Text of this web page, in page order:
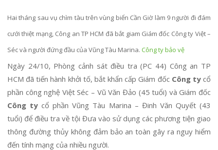
Hai tháng sau vụ chìm tàu trên vùng biển Cần Giờ làm 9 người đi đám
cưới thiệt mạng, Công an TP HCM đã bắt giam Giám đốc Công ty Việt –
Séc và người đứng đầu của Vũng Tàu Marina. Công ty bảo vệ
Ngày 24/10, Phòng cảnh sát điều tra (PC 44) Công an TP
HCM đã tiến hành khởi tố, bắt khẩn cấp Giám đốc Công tycổ
phần công nghệ Việt Séc – Vũ Văn Đảo (45 tuổi) và Giám đốc
Công ty cổ phần Vũng Tàu Marina – Đinh Văn Quyết (43
tuổi) để điều tra về tội Đưa vào sử dụng các phương tiện giao
thông đường thủy không đảm bảo an toàn gây ra nguy hiểm
đến tính mạng của nhiều người.